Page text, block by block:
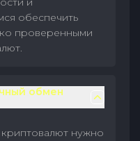
обеспечить
проверенными
обмен
нужно